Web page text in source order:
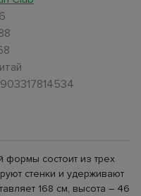
формы состоит из трех
стенки и удерживают
168 см, высота – 46